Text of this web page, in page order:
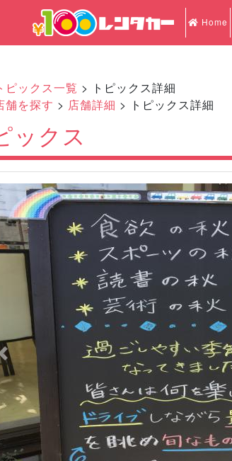
Home
ピックス一覧 > トピックス詳細
舗を探す > 店舗詳細 > トピックス詳細
ックス
Previous